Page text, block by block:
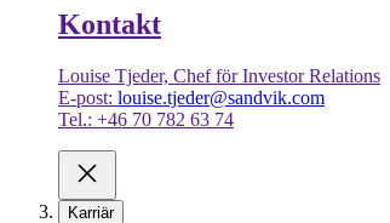
Kontakt
Louise Tjeder, Chef för Investor Relations
E-post: louise.tjeder@sandvik.com
Tel.: +46 70 782 63 74
Karriär